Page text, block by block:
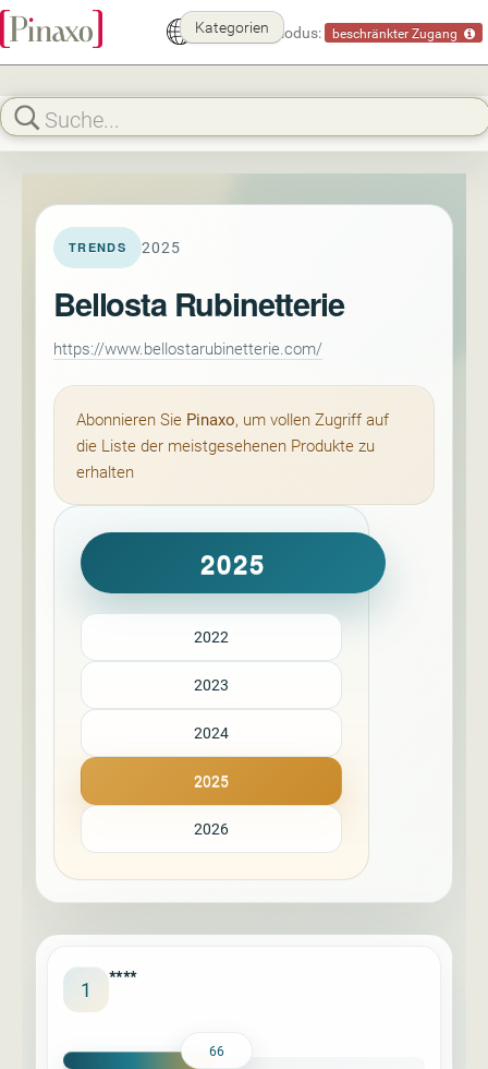
Demomodus: beschränkter Zugang
Kategorien
TRENDS 2025
Bellosta Rubinetterie
https://www.bellostarubinetterie.com/
Abonnieren Sie Pinaxo, um vollen Zugriff auf
die Liste der meistgesehenen Produkte zu
erhalten
2025
2022
2023
2024
2025
2026
1 ****
66